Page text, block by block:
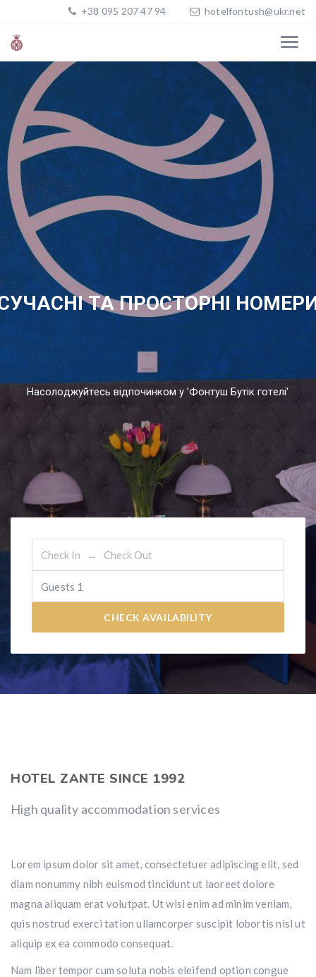
+38 095 207 47 94 hotelfontush@ukr.net
ТА ПРОСТОРНІ
Насолоджуйтесь відпочинком у 'Фонтуш Бутік готелі'
Guests 1
CHECK AVAILABILITY
HOTEL ZANTE SINCE 1992
High quality accommodation services
Lorem ipsum dolor sit amet, consectetuer adipiscing elit, sed
diam nonummy nibh euismod tincidunt ut laoreet dolore
magna aliquam erat volutpat. Ut wisi enim ad minim veniam,
quis nostrud exerci tation ullamcorper suscipit lobortis nisl ut
aliquip ex ea commodo consequat.
Nam liber tempor cum soluta nobis eleifend option congue